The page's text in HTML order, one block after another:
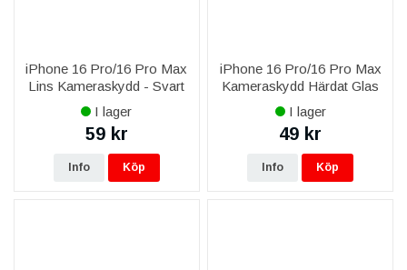
iPhone 16 Pro/16 Pro Max
Lins Kameraskydd - Svart
I lager
59 kr
Info Köp
iPhone 16 Pro/16 Pro Max
Kameraskydd Härdat Glas
I lager
49 kr
Info Köp